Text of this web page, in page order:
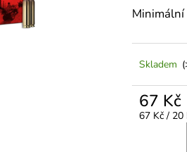
hvězdiček.
Minimální
Skladem
67 Kč
Měrná
67 Kč / 20